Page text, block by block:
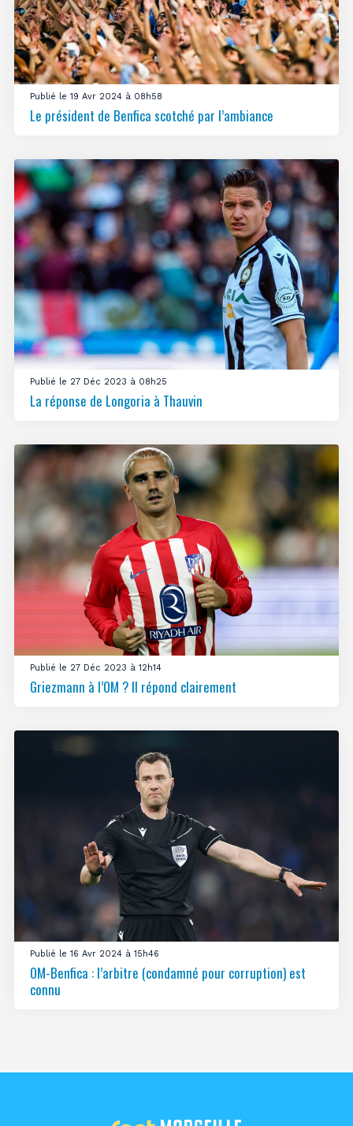
Publié le 19 Avr 2024 à 08h58
Le président de Benfica scotché par l’ambiance
Publié le 27 Déc 2023 à 08h25
La réponse de Longoria à Thauvin
Publié le 27 Déc 2023 à 12h14
Griezmann à l’OM ? Il répond clairement
Publié le 16 Avr 2024 à 15h46
OM-Benfica : l’arbitre (condamné pour corruption) est
connu